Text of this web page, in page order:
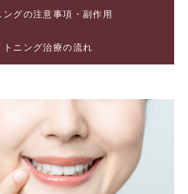
ングの注意事項・副作用
トニング治療の流れ